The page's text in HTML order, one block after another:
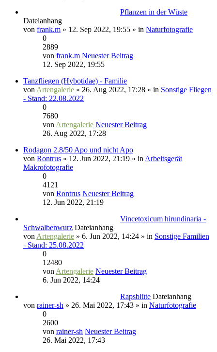
Pflanzen in der Wüste
Dateianhang
von frank.m » 12. Sep 2022, 19:55 » in Naturfotografie
0
2889
von frank.m Neuester Beitrag
12. Sep 2022, 19:55
Tanzfliegen (Hybotidae) - Familie
von Artengalerie » 26. Aug 2022, 17:28 » in Sonstige Fliegen
- Stand: 22.08.2022
0
7680
von Artengalerie Neuester Beitrag
26. Aug 2022, 17:28
Rodagon 2.8/50 Apo und nicht Apo
von Rontrus » 12. Jun 2022, 21:19 » in Arbeitsgerät
Makrofotografie
0
4121
von Rontrus Neuester Beitrag
12. Jun 2022, 21:19
Vincetoxicum hirundinaria -
Schwalbenwurz Dateianhang
von Artengalerie » 6. Jun 2022, 14:24 » in Sonstige Familien
- Stand: 25.08.2022
0
12480
von Artengalerie Neuester Beitrag
6. Jun 2022, 14:24
Rapsblüte Dateianhang
von rainer-sh » 26. Mai 2022, 17:43 » in Naturfotografie
0
2600
von rainer-sh Neuester Beitrag
26. Mai 2022, 17:43